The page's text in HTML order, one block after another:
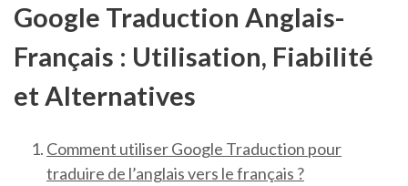
Google Traduction Anglais-
Français : Utilisation, Fiabilité
et Alternatives
Comment utiliser Google Traduction pour
traduire de l’anglais vers le français ?